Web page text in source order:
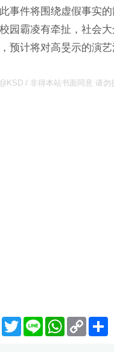
事件将围绕虚假事实
园霸凌有牵扯，社会
预计将对高旻示的演艺
/ 非得本站书面同意 请
TwitterLine WhatsApp
Copy
Link
分